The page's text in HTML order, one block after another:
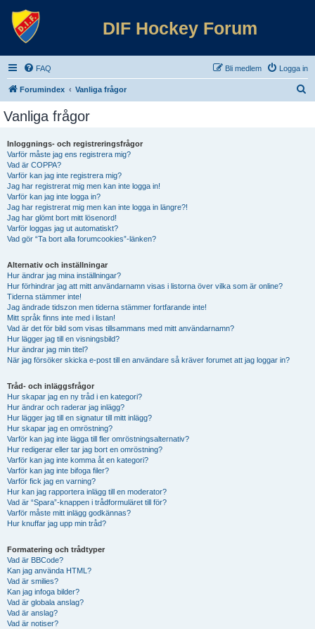
DIF Hockey Forum
FAQ Logga in
Bli medlem
Forumindex Vanliga frågor
Vanliga frågor
Inloggnings- och registreringsfrågor
Varför måste jag ens registrera mig?
Vad är COPPA?
Varför kan jag inte registrera mig?
Jag har registrerat mig men kan inte logga in!
Varför kan jag inte logga in?
Jag har registrerat mig men kan inte logga in längre?!
Jag har glömt bort mitt lösenord!
Varför loggas jag ut automatiskt?
Vad gör “Ta bort alla forumcookies”-länken?
Alternativ och inställningar
Hur ändrar jag mina inställningar?
Hur förhindrar jag att mitt användarnamn visas i listorna över vilka som är online?
Tiderna stämmer inte!
Jag ändrade tidszon men tiderna stämmer fortfarande inte!
Mitt språk finns inte med i listan!
Vad är det för bild som visas tillsammans med mitt användarnamn?
Hur lägger jag till en visningsbild?
Hur ändrar jag min titel?
När jag försöker skicka e-post till en användare så kräver forumet att jag loggar in?
Tråd- och inläggsfrågor
Hur skapar jag en ny tråd i en kategori?
Hur ändrar och raderar jag inlägg?
Hur lägger jag till en signatur till mitt inlägg?
Hur skapar jag en omröstning?
Varför kan jag inte lägga till fler omröstningsalternativ?
Hur redigerar eller tar jag bort en omröstning?
Varför kan jag inte komma åt en kategori?
Varför kan jag inte bifoga filer?
Varför fick jag en varning?
Hur kan jag rapportera inlägg till en moderator?
Vad är “Spara”-knappen i trådformuläret till för?
Varför måste mitt inlägg godkännas?
Hur knuffar jag upp min tråd?
Formatering och trådtyper
Vad är BBCode?
Kan jag använda HTML?
Vad är smilies?
Kan jag infoga bilder?
Vad är globala anslag?
Vad är anslag?
Vad är notiser?